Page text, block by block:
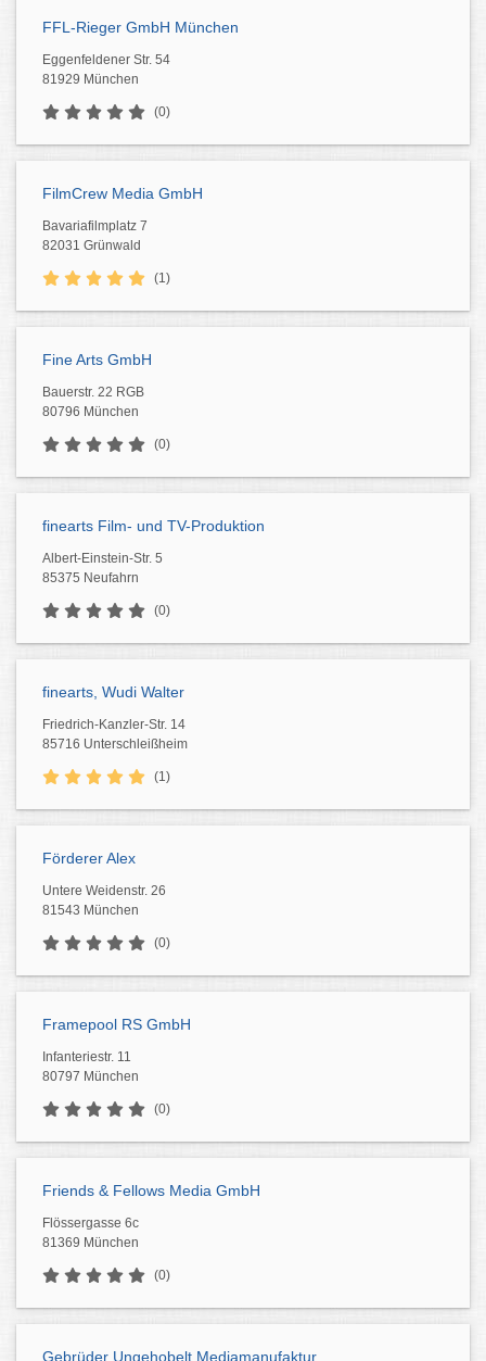
FFL-Rieger GmbH München
Eggenfeldener Str. 54
81929 München
(0)
FilmCrew Media GmbH
Bavariafilmplatz 7
82031 Grünwald
(1)
Fine Arts GmbH
Bauerstr. 22 RGB
80796 München
(0)
finearts Film- und TV-Produktion
Albert-Einstein-Str. 5
85375 Neufahrn
(0)
finearts, Wudi Walter
Friedrich-Kanzler-Str. 14
85716 Unterschleißheim
(1)
Förderer Alex
Untere Weidenstr. 26
81543 München
(0)
Framepool RS GmbH
Infanteriestr. 11
80797 München
(0)
Friends & Fellows Media GmbH
Flössergasse 6c
81369 München
(0)
Gebrüder Ungehobelt Mediamanufaktur